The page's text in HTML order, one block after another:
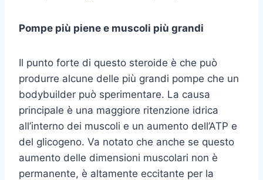
Pompe più piene e muscoli più grandi
Il punto forte di questo steroide è che può
produrre alcune delle più grandi pompe che un
bodybuilder può sperimentare. La causa
principale è una maggiore ritenzione idrica
all’interno dei muscoli e un aumento dell’ATP e
del glicogeno. Va notato che anche se questo
aumento delle dimensioni muscolari non è
permanente, è altamente eccitante per la